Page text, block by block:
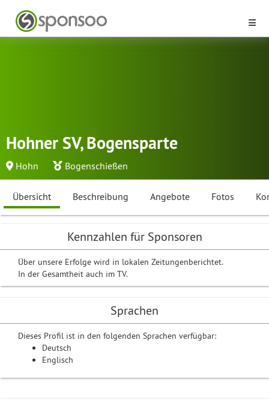
Hohner SV, Bogensparte
Hohn Bogenschießen
Übersicht Beschreibung Angebote Fotos
Kennzahlen für Sponsoren
Über unsere Erfolge wird in lokalen Zeitungenberichtet.
In der Gesamtheit auch im TV.
Sprachen
Dieses Profil ist in den folgenden Sprachen verfügbar:
Deutsch
Englisch